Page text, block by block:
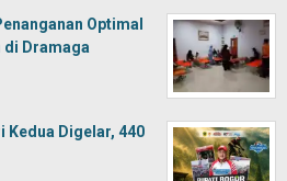
Optimal
di Dramaga
Kedua Digelar, 440